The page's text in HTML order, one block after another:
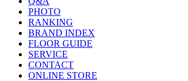
PHOTO
RANKING
BRAND INDEX
FLOOR GUIDE
SERVICE
CONTACT
ONLINE STORE